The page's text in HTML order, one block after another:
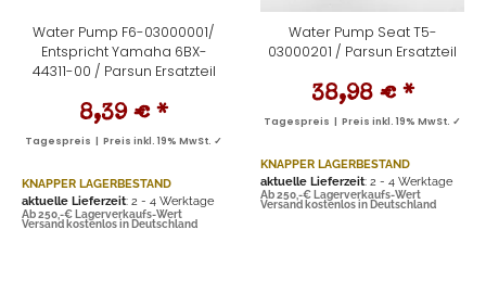
Water Pump F6-03000001/
Entspricht Yamaha 6BX-
44311-00 / Parsun Ersatzteil
8,39 € *
Tagespreis | Preis inkl. 19% MwSt. ✓
KNAPPER LAGERBESTAND
aktuelle Lieferzeit: 2 - 4 Werktage
Ab 250,-€ Lagerverkaufs-Wert
Versand kostenlos in Deutschland
Water Pump Seat T5-
03000201 / Parsun Ersatzteil
38,98 € *
Tagespreis | Preis inkl. 19% MwSt. ✓
KNAPPER LAGERBESTAND
aktuelle Lieferzeit: 2 - 4 Werktage
Ab 250,-€ Lagerverkaufs-Wert
Versand kostenlos in Deutschland